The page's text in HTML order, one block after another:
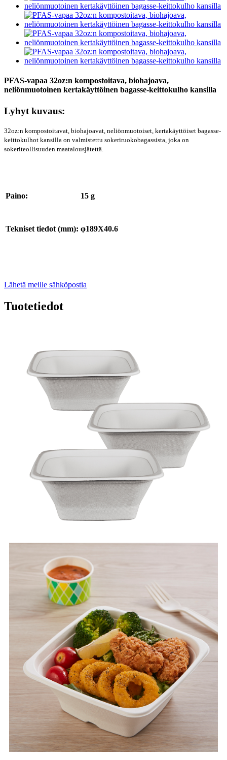
PFAS-vapaa 32oz:n kompostoitava, biohajoava,
neliönmuotoinen kertakäyttöinen bagasse-keittokulho kansilla
Lyhyt kuvaus:
32oz:n kompostoitavat, biohajoavat, neliönmuotoiset, kertakäyttöiset bagasse-
keittokulhot kansilla on valmistettu sokeriruokobagassista, joka on
sokeriteollisuuden maatalousjätettä.
Paino: 15 g
Tekniset tiedot (mm): φ189X40.6
Lähetä meille sähköpostia
Tuotetiedot